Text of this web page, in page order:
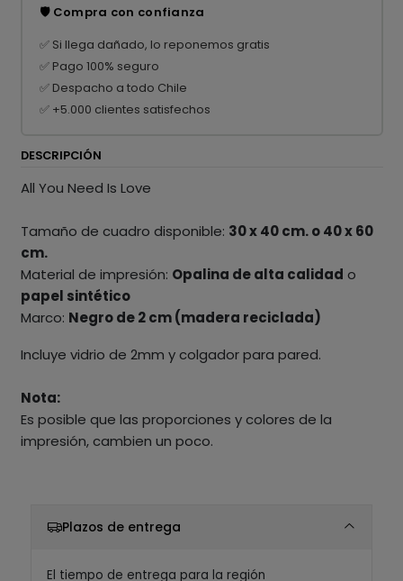
🛡️ Compra con confianza
✅ Si llega dañado, lo reponemos gratis
✅ Pago 100% seguro
✅ Despacho a todo Chile
✅ +5.000 clientes satisfechos
DESCRIPCIÓN
All You Need Is Love
Tamaño de cuadro disponible: 30 x 40 cm. o 40 x 60
cm.
Material de impresión: Opalina de alta calidad o
papel sintético
Marco: Negro de 2 cm (madera reciclada)
Incluye vidrio de 2mm y colgador para pared.
Nota:
Es posible que las proporciones y colores de la
impresión, cambien un poco.
Plazos de entrega
El tiempo de entrega para la región